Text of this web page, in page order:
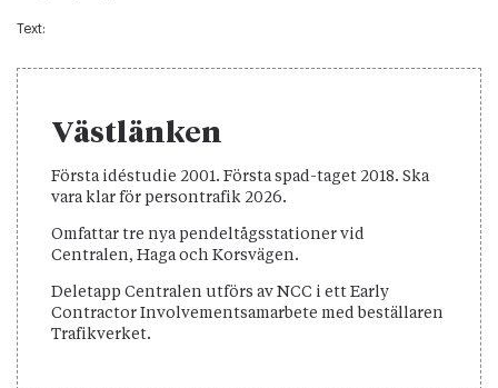
Text:
Västlänken
Första idéstudie 2001. Första spad-taget 2018. Ska
vara klar för persontrafik 2026.
Omfattar tre nya pendeltågsstationer vid
Centralen, Haga och Korsvägen.
Deletapp Centralen utförs av NCC i ett Early
Contractor Involvementsamarbete med beställaren
Trafikverket.